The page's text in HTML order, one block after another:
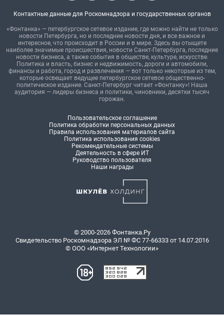
Контактные данные для Роскомнадзора и государственных органов
«Фонтанка» — петербургское сетевое издание, где можно найти не только
новости Петербурга, но и последние новости дня, и все важное и
интересное, что происходит в России и в мире. Здесь вы отыщете
наиболее значимые происшествия, новости Санкт-Петербурга, последние
новости бизнеса, а также события в обществе, культуре, искусстве.
Политика и власть, бизнес и недвижимость, дороги и автомобили,
финансы и работа, город и развлечения — вот только некоторые из тем,
которые освещает ведущее петербургское сетевое общественно-
политическое издание. Санкт-Петербург читает «Фонтанку»! Наша
аудитория — лидеры бизнеса и политики, чиновники, десятки тысяч
горожан.
Пользовательское соглашение
Политика обработки персональных данных
Правила использования материалов сайта
Политика использования cookies
Рекомендательные системы
Деятельность в сфере ИТ
Руководство пользователя
Наши награды
© 2000-2026 Фонтанка.Ру
Свидетельство Роскомнадзора ЭЛ № ФС 77-66333 от 14.07.2016
© ООО «Интернет Технологии»